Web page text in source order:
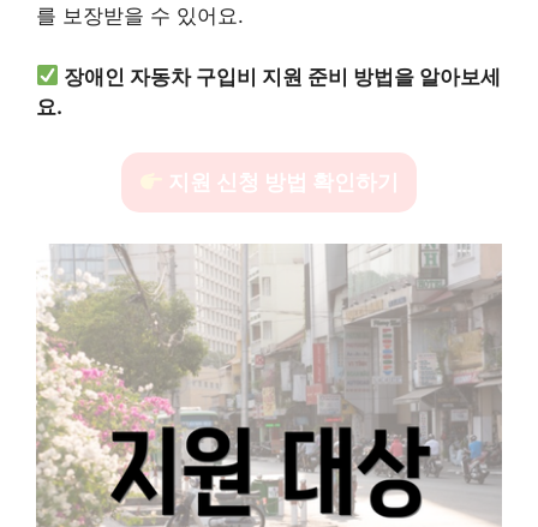
를 보장받을 수 있어요.
장애인 자동차 구입비 지원 준비 방법을 알아보세
요.
지원 신청 방법 확인하기